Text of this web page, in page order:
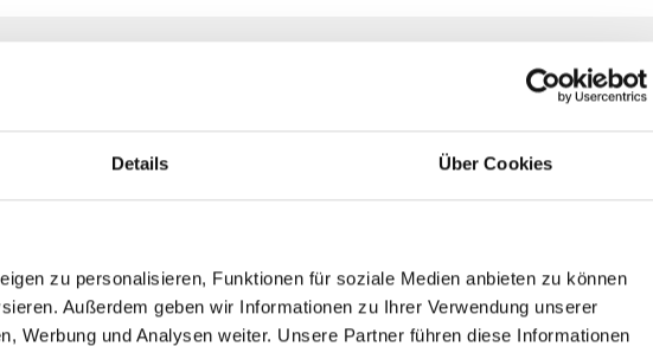
Details Über Cookies
zu personalisieren, Funktionen für soziale Medien anbieten zu können
Außerdem geben wir Informationen zu Ihrer Verwendung unserer
Werbung und Analysen weiter. Unsere Partner führen diese Informationen
198,70 kWh / (m²*a)
Endenergiebedarf
Weitere
Wesentlicher
Energieträger
Energieausweis
Werteklasse